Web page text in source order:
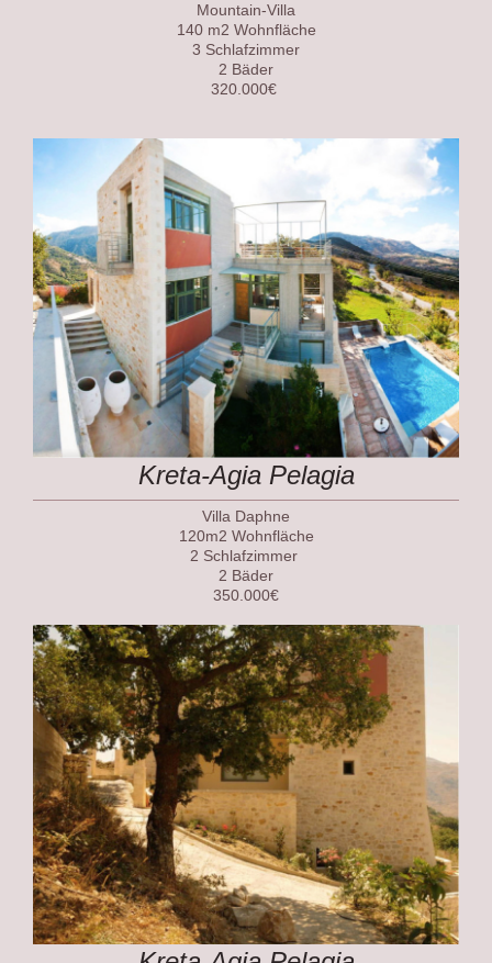
Mountain-Villa
140 m2 Wohnfläche
3 Schlafzimmer
2 Bäder
320.000€
Kreta-Agia Pelagia
Villa Daphne
120m2 Wohnfläche
2 Schlafzimmer
2 Bäder
350.000€